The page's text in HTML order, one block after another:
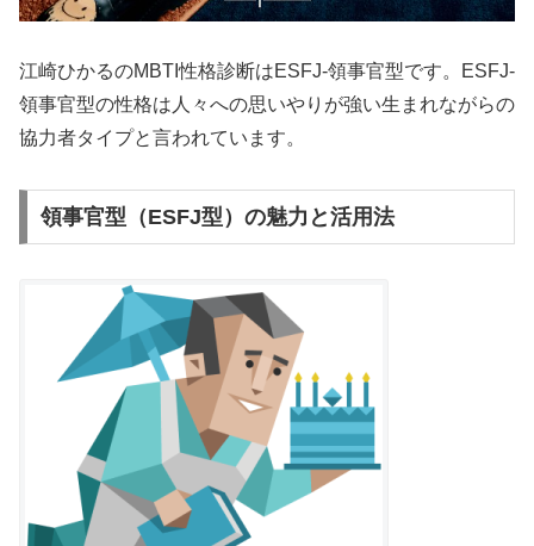
江崎ひかるのMBTI性格診断はESFJ-領事官型です。ESFJ-
領事官型の性格は人々への思いやりが強い生まれながらの
協力者タイプと言われています。
領事官型（ESFJ型）の魅力と活用法